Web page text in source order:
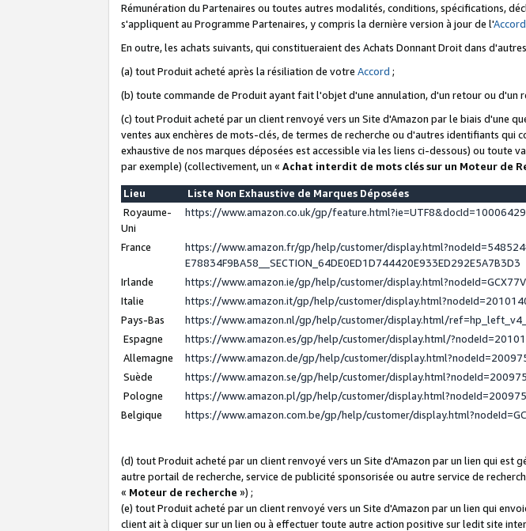
Rémunération du Partenaires ou toutes autres modalités, conditions, spécifications,
s'appliquent au Programme Partenaires, y compris la dernière version à jour de l'Accord
En outre, les achats suivants, qui constitueraient des Achats Donnant Droit dans
(a) tout Produit acheté après la résiliation de votre Accord ;
(b) toute commande de Produit ayant fait l'objet d'une annulation, d'un retour ou d'un
(c) tout Produit acheté par un client renvoyé vers un Site d'Amazon par le biais d'une
ventes aux enchères de mots-clés, de termes de recherche ou d'autres identifiants
exhaustive de nos marques déposées est accessible via les liens ci-dessous) ou toute
par exemple) (collectivement, un « Achat interdit de mots clés sur un Moteur de
Lieu
Liste Non Exhaustive de Marques Déposées
Royaume-
Uni
https://www.amazon.co.uk/gp/
France
https://www.amazon.fr/gp/help/customer/
E78834F9BA58__SECTION_64DE0ED1D744420E933ED292E5A7B3D3
Irlande
https://www.amazon.ie/gp/help/customer/
Italie
https://www.amazon.it/gp/help/customer/
Pays-Bas
https://www.amazon.nl/gp/help/customer/display.html/
Espagne
https://www.amazon.es/gp/help/customer/display.html/
Allemagne
https://www.amazon.de/gp/help/customer/
Suède
https://www.amazon.se/gp/help/customer/
Pologne
https://www.amazon.pl/gp/help/customer/
Belgique
https://www.amazon.com.be/gp/help/customer/
(d) tout Produit acheté par un client renvoyé vers un Site d'Amazon par un lien qui est
autre portail de recherche, service de publicité sponsorisée ou autre service de
« Moteur de recherche ») ;
(e) tout Produit acheté par un client renvoyé vers un Site d'Amazon par un lien qui
client ait à cliquer sur un lien ou à effectuer toute autre action positive sur ledit site